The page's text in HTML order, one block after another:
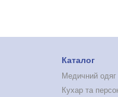
Каталог
Медичний одяг
Кухар та